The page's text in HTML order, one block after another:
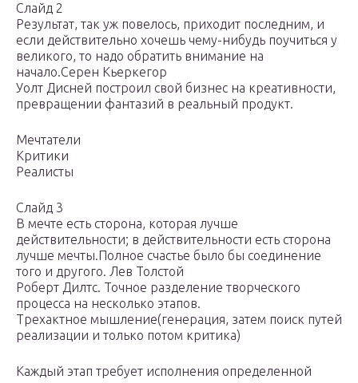
Слайд 2
Результат, так уж повелось, приходит последним, и
если действительно хочешь чему-нибудь поучиться у
великого, то надо обратить внимание на
начало.Серен Кьеркегор
Уолт Дисней построил свой бизнес на креативности,
превращении фантазий в реальный продукт.
Мечтатели
Критики
Реалисты
Слайд 3
В мечте есть сторона, которая лучше
действительности; в действительности есть сторона
лучше мечты.Полное счастье было бы соединение
того и другого. Лев Толстой
Роберт Дилтс. Точное разделение творческого
процесса на несколько этапов.
Трехактное мышление(генерация, затем поиск путей
реализации и только потом критика)
Каждый этап требует исполнения определенной